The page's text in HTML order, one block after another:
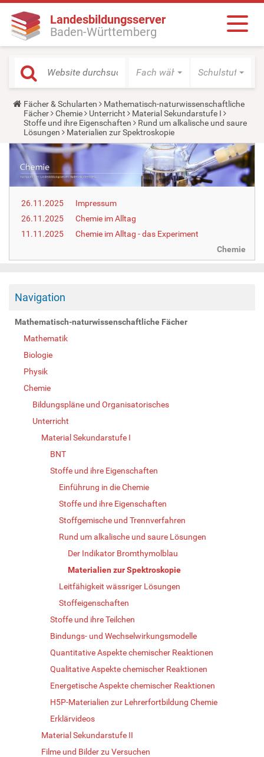
Landesbildungsserver
Baden-Württemberg
Fach wählen Schulstufe
Y
o
u
a
r
e
h
e
r
e
Fächer & Schularten
Mathematisch-naturwissenschaftliche
Fächer
Chemie Unterricht
Material Sekundarstufe I
Stoffe und ihre Eigenschaften
Rund um alkalische und saure
Lösungen
Materialien zur Spektroskopie
26.11.2025
Impressum
26.11.2025
Chemie im Alltag
11.11.2025
Chemie im Alltag - das Experiment
Chemie
Navigation
Mathematisch-naturwissenschaftliche Fächer
Mathematik
Biologie
Physik
Chemie
Bildungspläne und Organisatorisches
Unterricht
Material Sekundarstufe I
BNT
Stoffe und ihre Eigenschaften
Einführung in die Chemie
Stoffe und ihre Eigenschaften
Stoffgemische und Trennverfahren
Rund um alkalische und saure Lösungen
Der Indikator Bromthymolblau
Materialien zur Spektroskopie
Leitfähigkeit wässriger Lösungen
Stoffeigenschaften
Stoffe und ihre Teilchen
Bindungs- und Wechselwirkungsmodelle
Quantitative Aspekte chemischer Reaktionen
Qualitative Aspekte chemischer Reaktionen
Energetische Aspekte chemischer Reaktionen
H5P-Materialien zur Lehrerfortbildung Chemie
Erklärvideos
Material Sekundarstufe II
Filme und Bilder zu Versuchen